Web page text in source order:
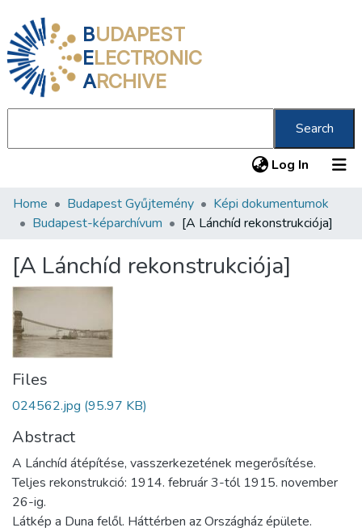
BUDAPEST
ELECTRONIC
ARCHIVE
Search
Log In (current)
Communities & Collections
Statistics
About us
Home Budapest Gyűjtemény
Képi dokumentumok
Budapest-képarchívum
[A Lánchíd rekonstrukciója]
[A Lánchíd rekonstrukciója]
Files
024562.jpg (95.97 KB)
Abstract
A Lánchíd átépítése, vasszerkezetének megerősítése.
Teljes rekonstrukció: 1914. február 3-tól 1915. november
26-ig.
Látkép a Duna felől. Háttérben az Országház épülete.